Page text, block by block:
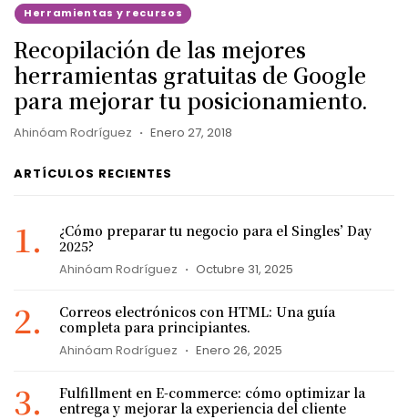
Herramientas y recursos
Recopilación de las mejores
herramientas gratuitas de Google
para mejorar tu posicionamiento.
Ahinóam Rodríguez Enero 27, 2018
ARTÍCULOS RECIENTES
¿Cómo preparar tu negocio para el Singles’ Day
2025?
Ahinóam Rodríguez Octubre 31, 2025
Correos electrónicos con HTML: Una guía
completa para principiantes.
Ahinóam Rodríguez Enero 26, 2025
Fulfillment en E-commerce: cómo optimizar la
entrega y mejorar la experiencia del cliente